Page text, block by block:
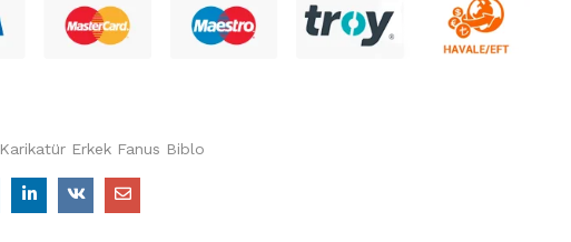
Karikatür Erkek Fanus Biblo